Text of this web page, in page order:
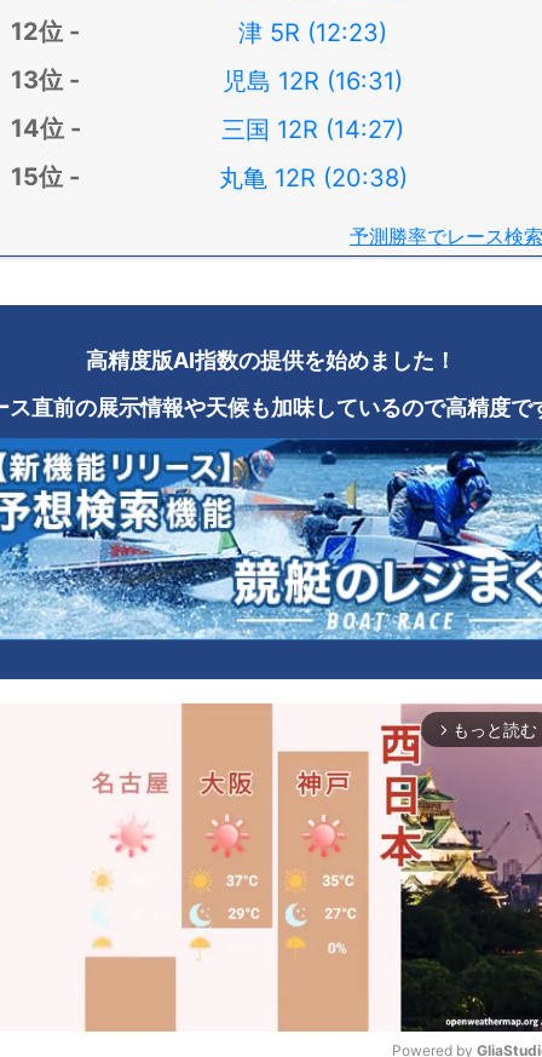
津 5R (12:23)
児島 12R (16:31)
三国 12R (14:27)
丸亀 12R (20:38)
予測勝率でレース検索
高精度版AI指数の提供を始めました！
ス直前の展示情報や天候も加味しているので高精度で
arrow_forward_ios もっと読む
Powered by